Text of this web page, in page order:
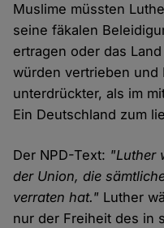
Muslime müssten
seine fäkalen
ertragen oder das
würden vertrieben und
unterdrückter, als im
Ein Deutschland zum
Der NPD-Text: "Luther
der Union, die
verraten hat." Luther
nur der Freiheit des in